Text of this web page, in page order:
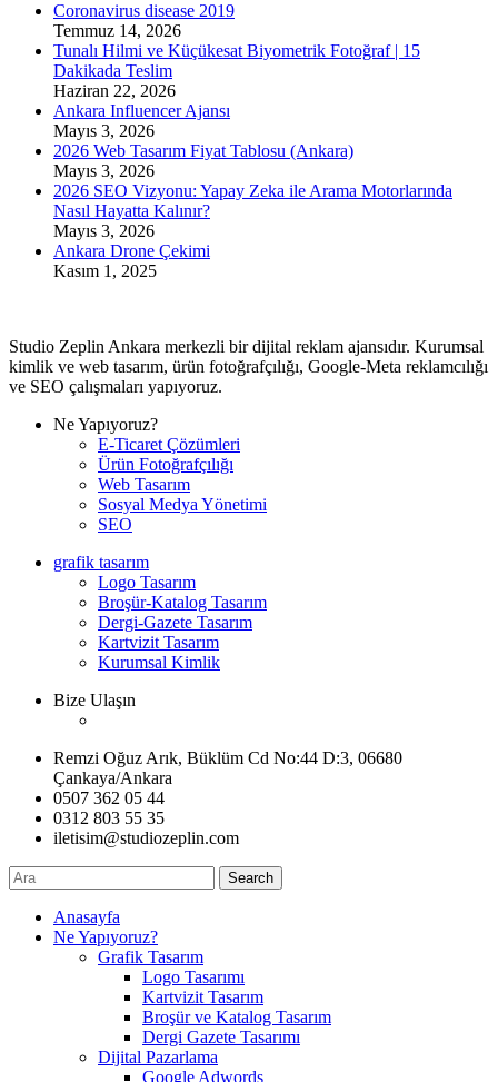
Coronavirus disease 2019
Temmuz 14, 2026
Tunalı Hilmi ve Küçükesat Biyometrik Fotoğraf | 15
Dakikada Teslim
Haziran 22, 2026
Ankara Influencer Ajansı
Mayıs 3, 2026
2026 Web Tasarım Fiyat Tablosu (Ankara)
Mayıs 3, 2026
2026 SEO Vizyonu: Yapay Zeka ile Arama Motorlarında
Nasıl Hayatta Kalınır?
Mayıs 3, 2026
Ankara Drone Çekimi
Kasım 1, 2025
Studio Zeplin Ankara merkezli bir dijital reklam ajansıdır. Kurumsal
kimlik ve web tasarım, ürün fotoğrafçılığı, Google-Meta reklamcılığı
ve SEO çalışmaları yapıyoruz.
Ne Yapıyoruz?
E-Ticaret Çözümleri
Ürün Fotoğrafçılığı
Web Tasarım
Sosyal Medya Yönetimi
SEO
grafik tasarım
Logo Tasarım
Broşür-Katalog Tasarım
Dergi-Gazete Tasarım
Kartvizit Tasarım
Kurumsal Kimlik
Bize Ulaşın
Remzi Oğuz Arık, Büklüm Cd No:44 D:3, 06680
Çankaya/Ankara
0507 362 05 44
0312 803 55 35
iletisim@studiozeplin.com
Search
Anasayfa
Ne Yapıyoruz?
Grafik Tasarım
Logo Tasarımı
Kartvizit Tasarım
Broşür ve Katalog Tasarım
Dergi Gazete Tasarımı
Dijital Pazarlama
Google Adwords